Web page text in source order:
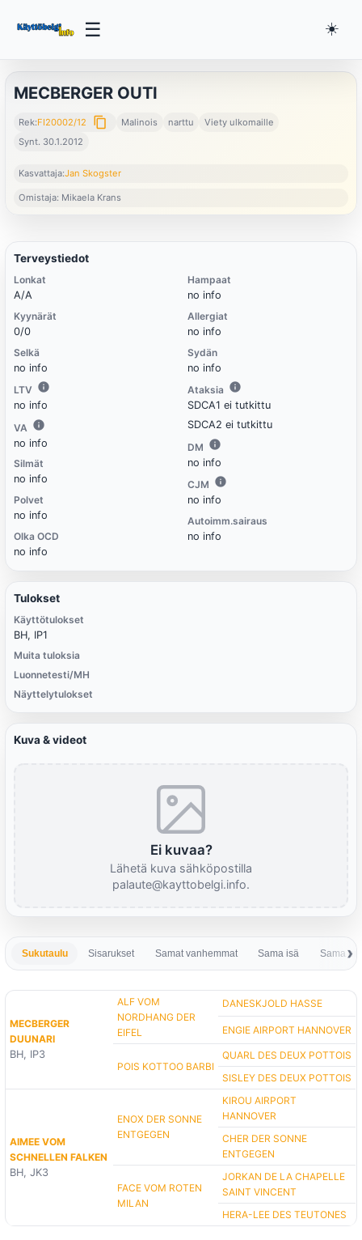
☰ ☀️
MECBERGER OUTI
Rek:FI20002/12 content_copy Malinois narttu
Viety ulkomaille
Synt. 30.1.2012
Kasvattaja:Jan Skogster
Omistaja: Mikaela Krans
Terveystiedot
Lonkat
A/A
Kyynärät
0/0
Selkä
no info
LTV
no info
VA
no info
Silmät
no info
Polvet
no info
Olka OCD
no info
Hampaat
no info
Allergiat
no info
Sydän
no info
Ataksia
SDCA1 ei tutkittu
SDCA2 ei tutkittu
DM
no info
CJM
no info
Autoimm.sairaus
no info
Tulokset
Käyttötulokset
BH, IP1
Muita tuloksia
Luonnetesti/MH
Näyttelytulokset
Kuva & videot
Ei kuvaa?
Lähetä kuva sähköpostilla
palaute@kayttobelgi.info.
Sukutaulu Sisarukset Samat vanhemmat Sama isä Sama
MECBERGER
DUUNARI
BH, IP3
ALF VOM
NORDHANG DER
EIFEL
DANESKJOLD HASSE
ENGIE AIRPORT HANNOVER
POIS KOTTOO BARBI
QUARL DES DEUX POTTOIS
SISLEY DES DEUX POTTOIS
AIMEE VOM
SCHNELLEN FALKEN
BH, JK3
ENOX DER SONNE
ENTGEGEN
KIROU AIRPORT
HANNOVER
CHER DER SONNE
ENTGEGEN
FACE VOM ROTEN
MILAN
JORKAN DE LA CHAPELLE
SAINT VINCENT
HERA-LEE DES TEUTONES